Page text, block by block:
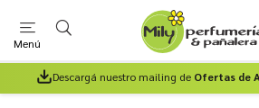
Menú
Descargá nuestro mailing de Ofertas de